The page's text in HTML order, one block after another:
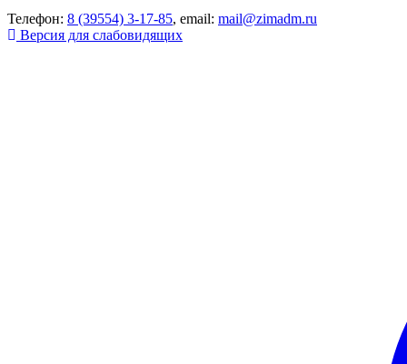
Телефон: 8 (39554) 3-17-85, email: mail@zimadm.ru
Версия для слабовидящих